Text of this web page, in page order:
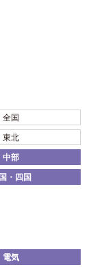
全国
東北
中部
・四国
電気